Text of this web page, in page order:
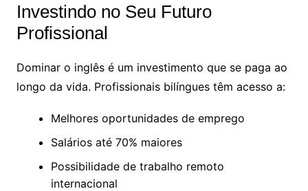
Investindo no Seu Futuro
Profissional
Dominar o inglês é um investimento que se paga ao
longo da vida. Profissionais bilíngues têm acesso a:
Melhores oportunidades de emprego
Salários até 70% maiores
Possibilidade de trabalho remoto
internacional